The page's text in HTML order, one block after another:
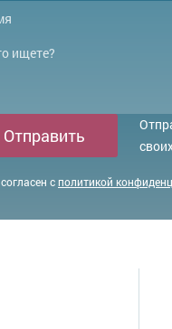
сполитикой
Отправить